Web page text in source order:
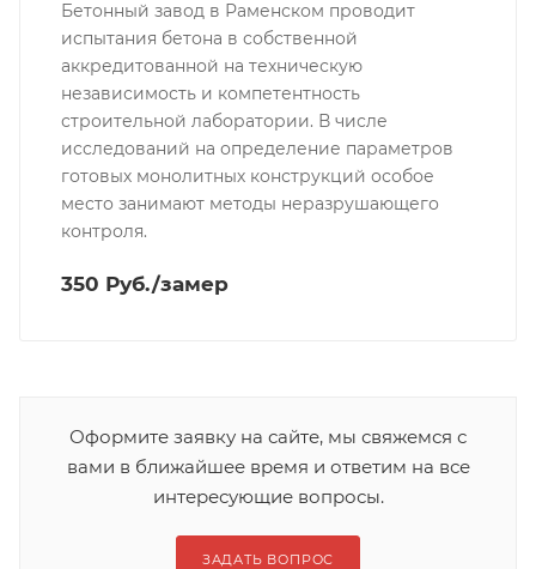
Бетонный завод в Раменском проводит
испытания бетона в собственной
аккредитованной на техническую
независимость и компетентность
строительной лаборатории. В числе
исследований на определение параметров
готовых монолитных конструкций особое
место занимают методы неразрушающего
контроля.
350 Руб./замер
Оформите заявку на сайте, мы свяжемся с
вами в ближайшее время и ответим на все
интересующие вопросы.
ЗАДАТЬ ВОПРОС